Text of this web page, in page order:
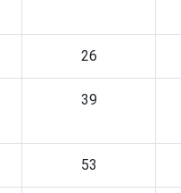
26
39
53